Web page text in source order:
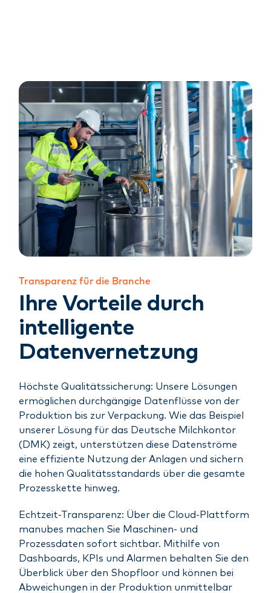
Transparenz für die Branche
Ihre Vorteile durch
intelligente
Datenvernetzung
Höchste Qualitätssicherung: Unsere Lösungen
ermöglichen durchgängige Datenflüsse von der
Produktion bis zur Verpackung. Wie das Beispiel
unserer Lösung für das Deutsche Milchkontor
(DMK) zeigt, unterstützen diese Datenströme
eine effiziente Nutzung der Anlagen und sichern
die hohen Qualitätsstandards über die gesamte
Prozesskette hinweg.
Echtzeit-Transparenz: Über die Cloud-Plattform
manubes machen Sie Maschinen- und
Prozessdaten sofort sichtbar. Mithilfe von
Dashboards, KPIs und Alarmen behalten Sie den
Überblick über den Shopfloor und können bei
Abweichungen in der Produktion unmittelbar